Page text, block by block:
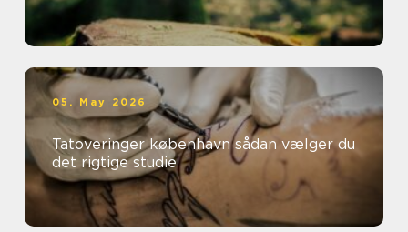
05. May 2026
Tatoveringer københavn sådan vælger du
det rigtige studie